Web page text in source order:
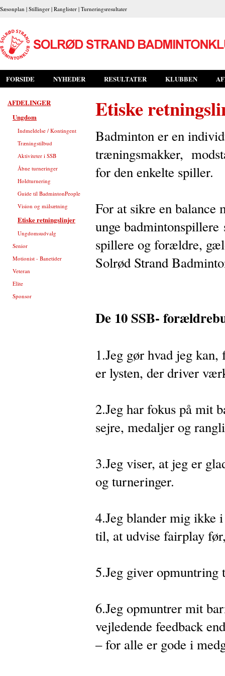
Sæsonplan | Stillinger | Ranglister | Turneringsresultater
FORSIDE NYHEDER RESULTATER KLUBBEN
AFDELINGER
Ungdom
Indmeldelse / Kontingent
Træningstilbud
Aktiviteter i SSB
Åbne turneringer
Holdturnering
Guide til BadmintonPeople
Vision og målsætning
Etiske retningslinjer
Ungdomsudvalg
Senior
Motionist - Banetider
Veteran
Elite
Sponsor
Etiske
Badminton er en
træningsmakker,
for den enkelte spiller.
For at sikre en balance
unge
spillere og forældre,
Solrød Strand
De 10 SSB-
1.Jeg gør hvad jeg
er lysten, der driver
2.Jeg har fokus på mit
sejre, medaljer og
3.Jeg viser, at jeg er
og turneringer.
4.Jeg blander mig ikke
til, at udvise fairplay
5.Jeg giver
6.Jeg opmuntrer mit
vejledende feedback
– for alle er gode i